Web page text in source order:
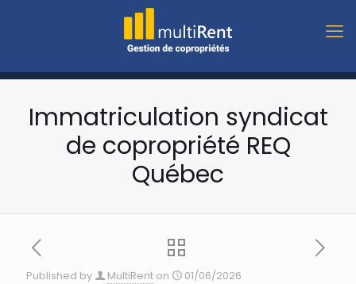
Immatriculation syndicat
de copropriété REQ
Québec
Published by MultiRent on 01/06/2026